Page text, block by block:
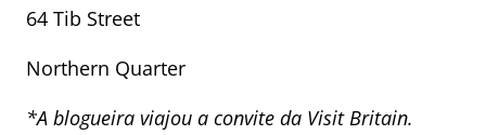
64 Tib Street
Northern Quarter
*A blogueira viajou a convite da Visit Britain.